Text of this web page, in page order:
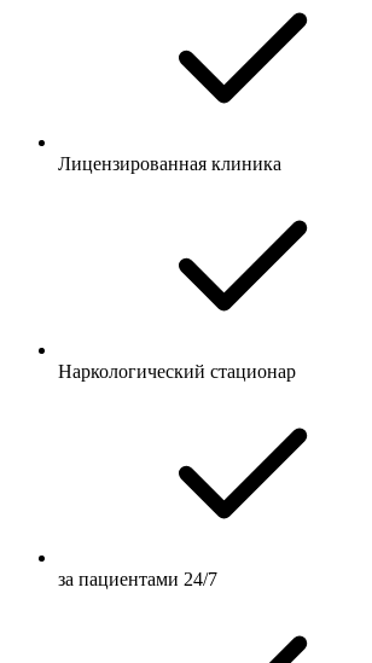
Лицензированная клиника
Наркологический стационар
за пациентами 24/7